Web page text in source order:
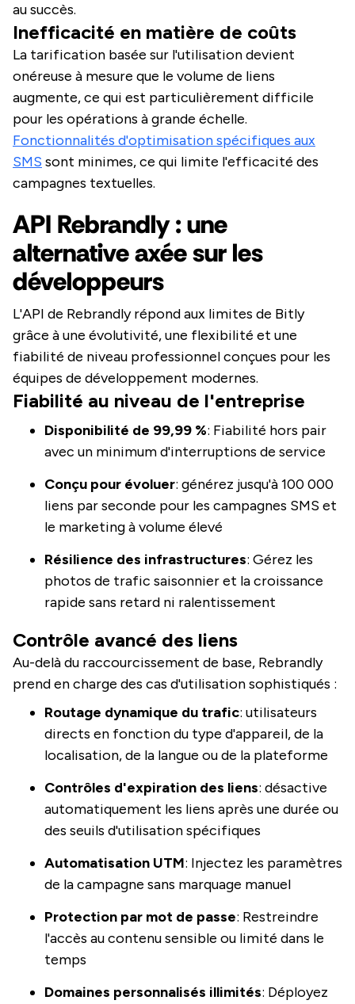
au succès.
Inefficacité en matière de coûts
La tarification basée sur l'utilisation devient
onéreuse à mesure que le volume de liens
augmente, ce qui est particulièrement difficile
pour les opérations à grande échelle.
Fonctionnalités d'optimisation spécifiques aux
SMS sont minimes, ce qui limite l'efficacité des
campagnes textuelles.
API Rebrandly : une
alternative axée sur les
développeurs
L'API de Rebrandly répond aux limites de Bitly
grâce à une évolutivité, une flexibilité et une
fiabilité de niveau professionnel conçues pour les
équipes de développement modernes.
Fiabilité au niveau de l'entreprise
Disponibilité de 99,99 %: Fiabilité hors pair
avec un minimum d'interruptions de service
Conçu pour évoluer: générez jusqu'à 100 000
liens par seconde pour les campagnes SMS et
le marketing à volume élevé
Résilience des infrastructures: Gérez les
photos de trafic saisonnier et la croissance
rapide sans retard ni ralentissement
Contrôle avancé des liens
Au-delà du raccourcissement de base, Rebrandly
prend en charge des cas d'utilisation sophistiqués :
Routage dynamique du trafic: utilisateurs
directs en fonction du type d'appareil, de la
localisation, de la langue ou de la plateforme
Contrôles d'expiration des liens: désactive
automatiquement les liens après une durée ou
des seuils d'utilisation spécifiques
Automatisation UTM: Injectez les paramètres
de la campagne sans marquage manuel
Protection par mot de passe: Restreindre
l'accès au contenu sensible ou limité dans le
temps
Domaines personnalisés illimités: Déployez